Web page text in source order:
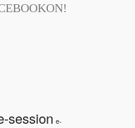
session e-